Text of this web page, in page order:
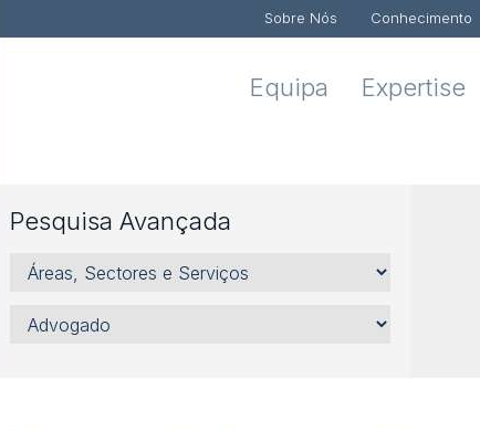
Sobre Nós Conhecimento
Equipa Expertise
Pesquisa Avançada
Áreas,
Sectores
Serviços
Advogado